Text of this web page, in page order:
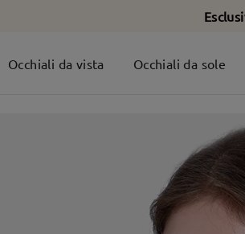
Occhiali da vista Occhiali da sole